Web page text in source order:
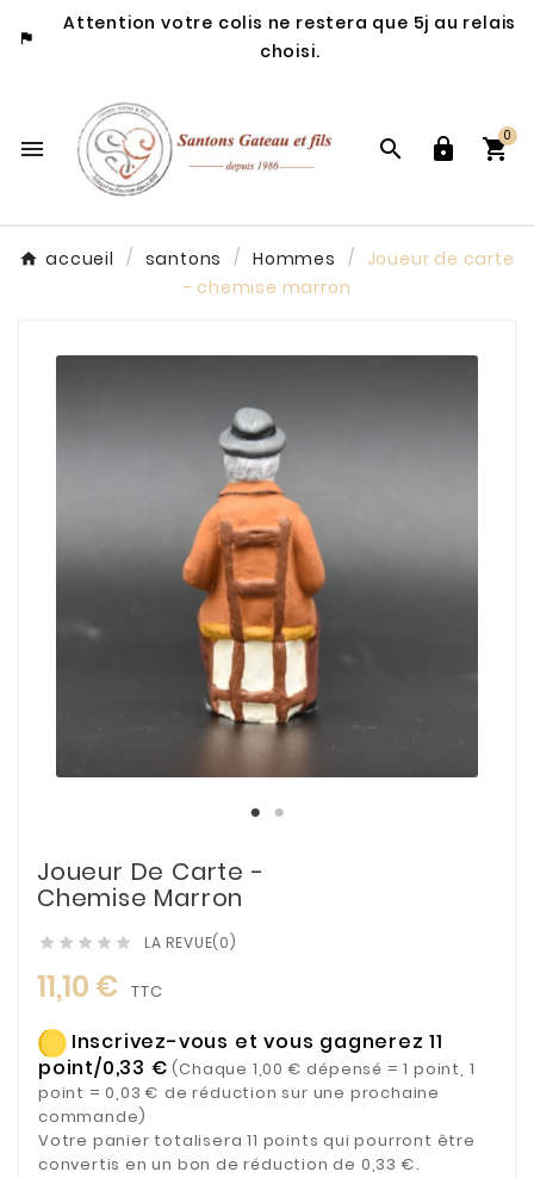

Attention votre colis ne restera que 5j au relais
choisi.
   
0
accueil santons Hommes
Joueur de carte
- chemise marron
Joueur De Carte -
Chemise Marron
     LA REVUE(0)
11,10 € TTC
Inscrivez-vous et vous gagnerez 11
point/0,33 € (Chaque 1,00 € dépensé = 1 point, 1
point = 0,03 € de réduction sur une prochaine
commande)
Votre panier totalisera 11 points qui pourront être
convertis en un bon de réduction de 0,33 €.